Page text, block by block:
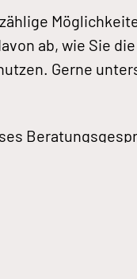
ab, wie Sie
Gerne